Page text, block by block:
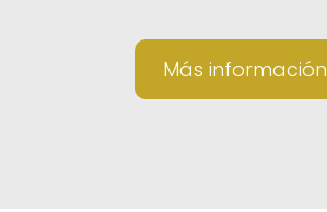
Más información